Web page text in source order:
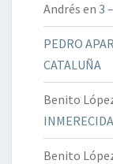
Andrés en 3
PEDRO
CATALUÑA
Benito
Benito